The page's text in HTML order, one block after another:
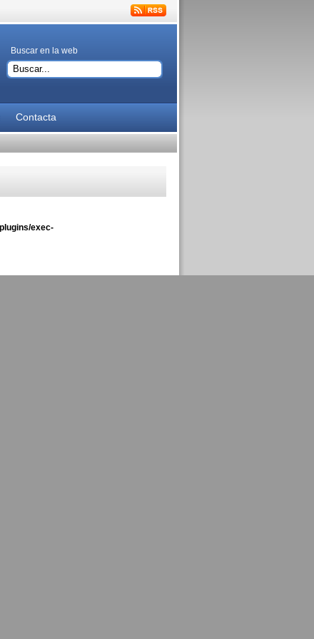
Buscar en la web
Contacta
exec-